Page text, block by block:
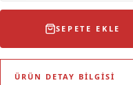
SEPETE EKLE
ÜRÜN DETAY BILGISI